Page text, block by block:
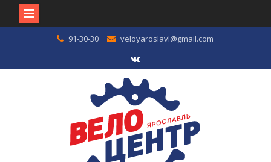
91-30-30 veloyaroslavl@gmail.com
VK